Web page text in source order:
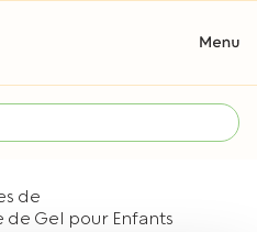
de
de Gel pour Enfants